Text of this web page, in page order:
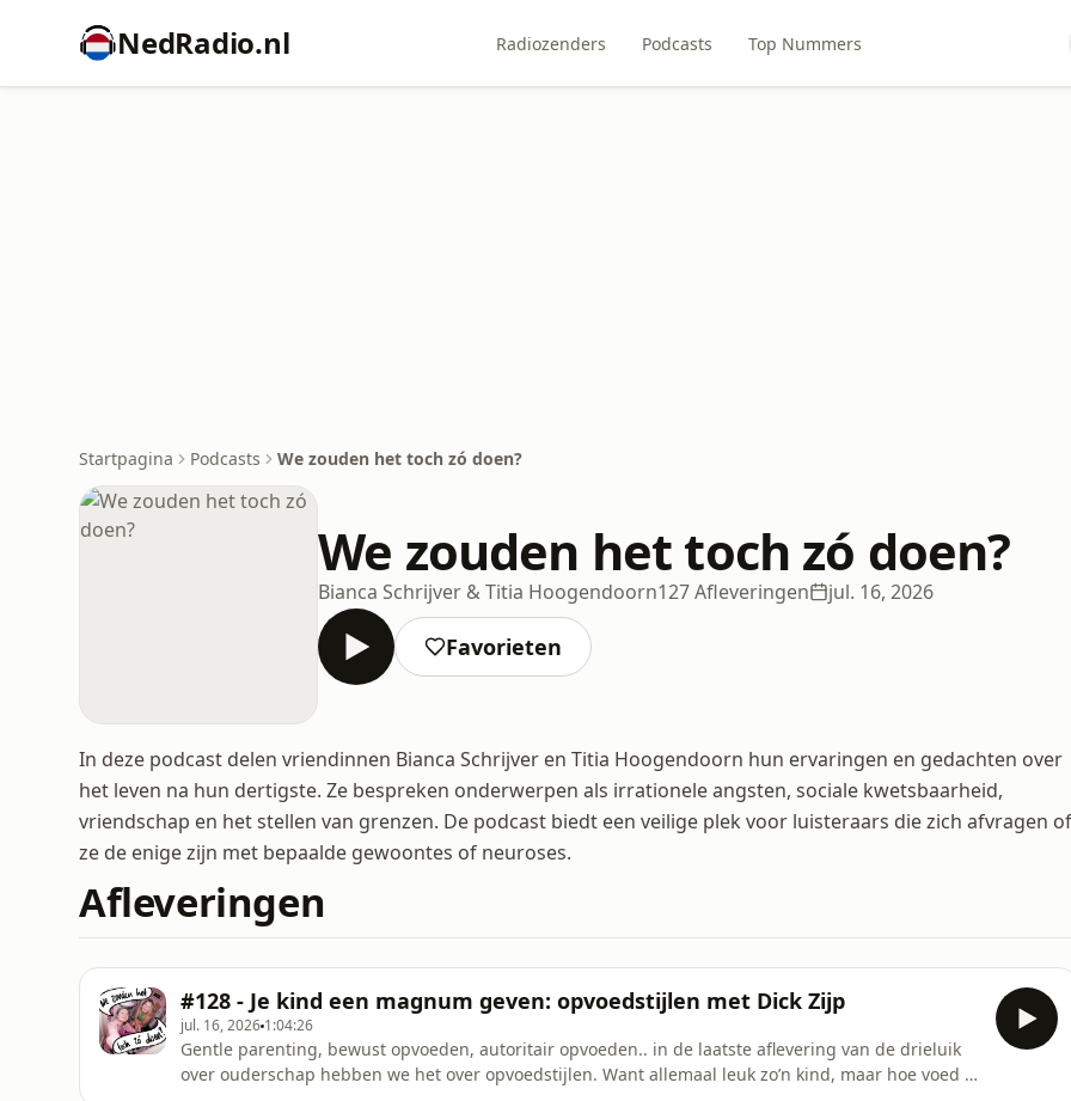
NedRadio.nl Radiozenders Podcasts Top Nummers
Startpagina Podcasts We zouden het toch zó doen?
We zouden het toch zó doen?
Bianca Schrijver & Titia Hoogendoorn127 Afleveringen jul. 16, 2026
Favorieten
In deze podcast delen vriendinnen Bianca Schrijver en Titia Hoogendoorn hun ervaringen en gedachten over
het leven na hun dertigste. Ze bespreken onderwerpen als irrationele angsten, sociale kwetsbaarheid,
vriendschap en het stellen van grenzen. De podcast biedt een veilige plek voor luisteraars die zich afvragen of
ze de enige zijn met bepaalde gewoontes of neuroses.
Afleveringen
#128 - Je kind een magnum geven: opvoedstijlen met Dick Zijp
jul. 16, 2026 1:04:26
Gentle parenting, bewust opvoeden, autoritair opvoeden.. in de laatste aflevering van de drieluik
over ouderschap hebben we het over opvoedstijlen. Want allemaal leuk zo’n kind, maar hoe voed je